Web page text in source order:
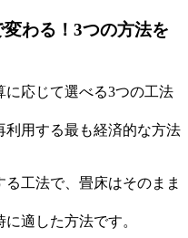
わる！3つの方法を
応じて選べる3つの工法
用する最も経済的な方法
工法で、畳床はそのまま
適した方法です。